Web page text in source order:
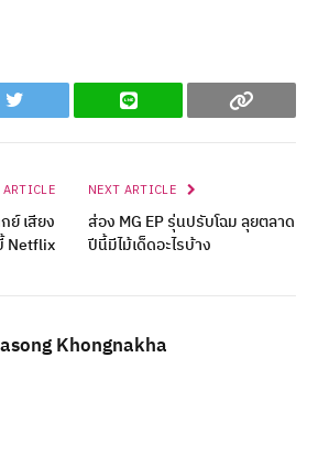
Twitter Line Copy
ย์ เสียง
Netflix
NEXT ARTICLE
ส่อง MG EP รุ่นปรับโฉม ลุยตลาด
ปีนี้มีไม้เด็ดอะไรบ้าง
Khongnakha